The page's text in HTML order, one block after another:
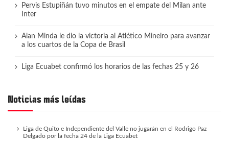
Pervis Estupiñán tuvo minutos en el empate del Milan ante
Inter
Alan Minda le dio la victoria al Atlético Mineiro para avanzar
a los cuartos de la Copa de Brasil
Liga Ecuabet confirmó los horarios de las fechas 25 y 26
Noticias más leídas
Liga de Quito e Independiente del Valle no jugarán en el Rodrigo Paz
Delgado por la fecha 24 de la Liga Ecuabet